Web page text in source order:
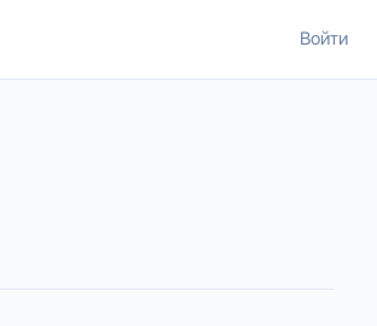
Войти